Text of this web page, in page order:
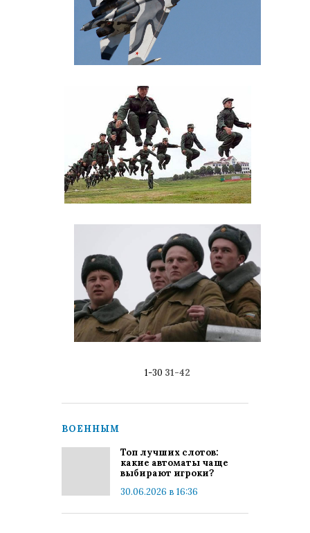
1-30 31-42
ВОЕННЫМ
Топ лучших слотов:
какие автоматы чаще
выбирают игроки?
30.06.2026 в 16:36